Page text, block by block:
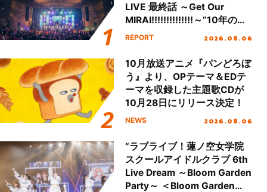
LIVE 最終話 ～Get Our
MIRAI!!!!!!!!!!!!!!～”10年の活
動を経てファイナルを迎える
REPORT 2026.08.06
10月放送アニメ『パンどろぼ
う』より、OPテーマ＆EDテ
ーマを収録した主題歌CDが
10月28日にリリース決定！
NEWS 2026.08.06
“ラブライブ！蓮ノ空女学院
スクールアイドルクラブ 6th
Live Dream ～Bloom Garden
Party～ ＜Bloom Garden